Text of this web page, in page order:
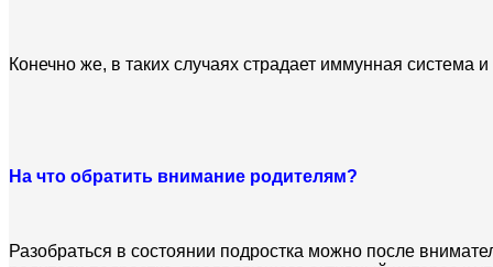
Конечно же, в таких случаях страдает иммунная система
На что обратить внимание родителям?
Разобраться в состоянии подростка можно после